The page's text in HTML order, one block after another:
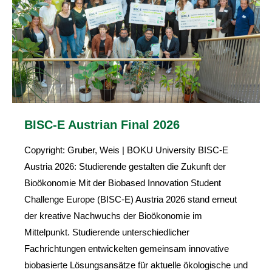
BISC-E Austrian Final 2026
Copyright: Gruber, Weis | BOKU University BISC-E
Austria 2026: Studierende gestalten die Zukunft der
Bioökonomie Mit der Biobased Innovation Student
Challenge Europe (BISC-E) Austria 2026 stand erneut
der kreative Nachwuchs der Bioökonomie im
Mittelpunkt. Studierende unterschiedlicher
Fachrichtungen entwickelten gemeinsam innovative
biobasierte Lösungsansätze für aktuelle ökologische und